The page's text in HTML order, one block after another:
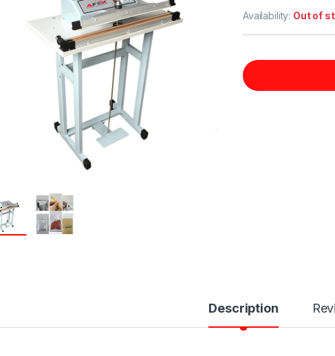
Availability: Out of
Description